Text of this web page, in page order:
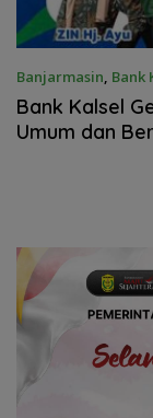
Banjarmasin, Bank
Bank Kalsel
Umum dan